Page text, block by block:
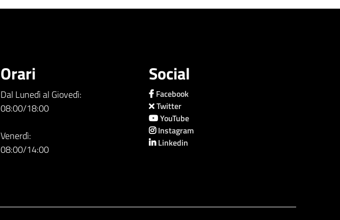
Orari
Dal Lunedì al Giovedì:
08:00/18:00
Venerdì:
08:00/14:00
Social
Facebook
Twitter
YouTube
Instagram
Linkedin